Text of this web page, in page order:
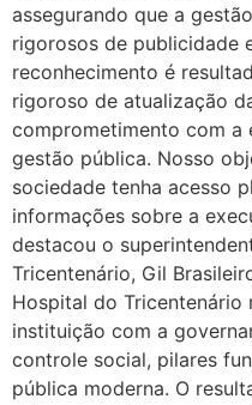
assegurando que a
rigorosos de publicidade
reconhecimento é
rigoroso de atualização
comprometimento com a
gestão pública. Nosso
sociedade tenha acesso
informações sobre a
destacou o
Tricentenário, Gil
Hospital do
instituição com a
controle social, pilares
pública moderna. O